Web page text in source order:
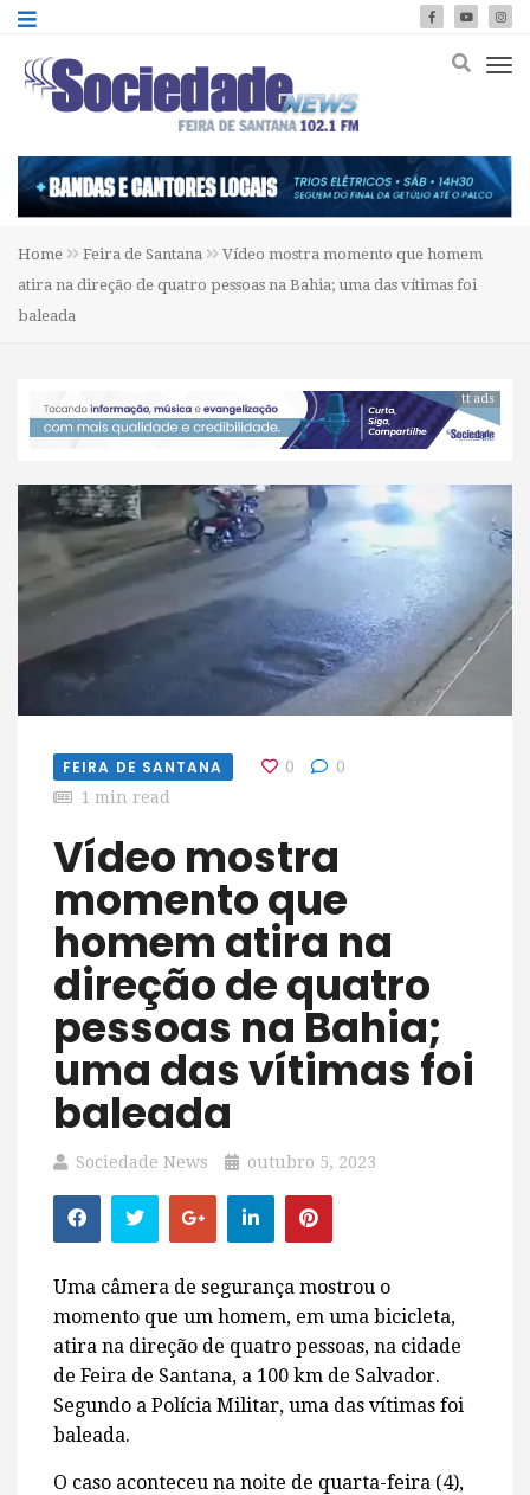
Home Feira de Santana
Vídeo mostra momento que homem
atira na direção de quatro pessoas na Bahia; uma das vítimas foi
baleada
tt ads
FEIRA DE SANTANA 0
0
1 min read
Vídeo mostra
momento que
homem atira na
direção de quatro
pessoas na Bahia;
uma das vítimas foi
baleada
Sociedade News outubro 5, 2023
Uma câmera de segurança mostrou o
momento que um homem, em uma bicicleta,
atira na direção de quatro pessoas, na cidade
de Feira de Santana, a 100 km de Salvador.
Segundo a Polícia Militar, uma das vítimas foi
baleada.
O caso aconteceu na noite de quarta-feira (4),